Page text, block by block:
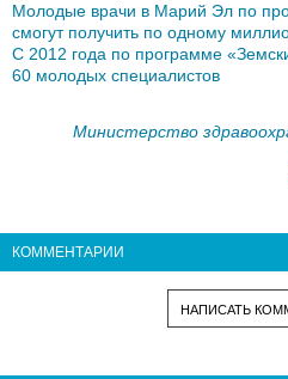
Молодые врачи в Марий Эл по
смогут получить по одному
С 2012 года по программе
60 молодых специалистов
Министерство
КОММЕНТАРИИ
НАПИСАТЬ